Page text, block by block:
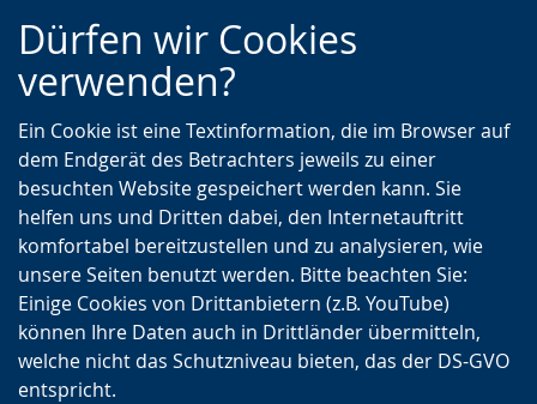
Zur
Hauptnavigation
Zur
Seitennavigation
Zum
Inhalt
Dürfen wir Cookies
verwenden?
Ein Cookie ist eine Textinformation, die im Browser auf
dem Endgerät des Betrachters jeweils zu einer
besuchten Website gespeichert werden kann. Sie
helfen uns und Dritten dabei, den Internetauftritt
komfortabel bereitzustellen und zu analysieren, wie
unsere Seiten benutzt werden. Bitte beachten Sie:
Einige Cookies von Drittanbietern (z.B. YouTube)
können Ihre Daten auch in Drittländer übermitteln,
welche nicht das Schutzniveau bieten, das der DS-GVO
entspricht.